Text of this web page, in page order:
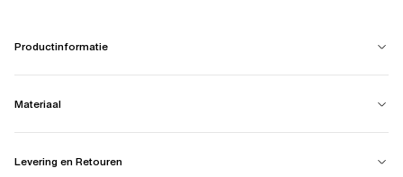
Productinformatie
Materiaal
Levering en Retouren